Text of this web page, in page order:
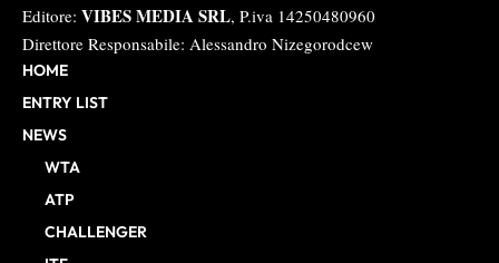
Editore: VIBES MEDIA SRL, P.iva 14250480960
Direttore Responsabile: Alessandro Nizegorodcew
HOME
ENTRY LIST
NEWS
WTA
ATP
CHALLENGER